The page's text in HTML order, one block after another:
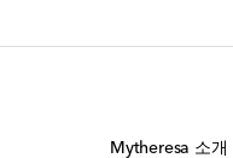
Mytheresa 소개